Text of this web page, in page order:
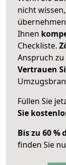
nicht
Ihnen
Checkliste.
Anspruch
Vertrauen
Füllen Sie
Sie
Bis zu 60 %
finden Sie